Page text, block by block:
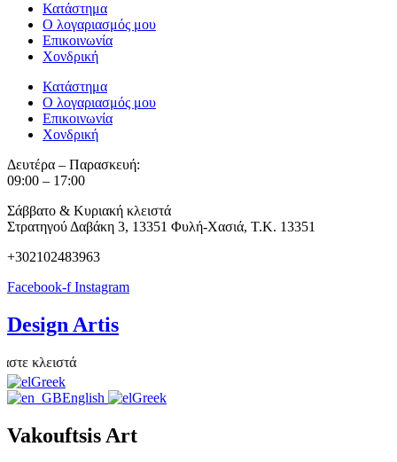
Κατάστημα
Ο λογαριασμός μου
Επικοινωνία
Χονδρική
Κατάστημα
Ο λογαριασμός μου
Επικοινωνία
Χονδρική
Δευτέρα – Παρασκευή:
09:00 – 17:00
Σάββατο & Κυριακή κλειστά
Στρατηγού Δαβάκη 3, 13351 Φυλή-Χασιά, Τ.Κ. 13351
+302102483963
Facebook-f Instagram
Design Artis
Greek
English
Greek
Vakouftsis Art